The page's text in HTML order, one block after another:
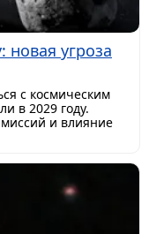
новая угроза
с космическим
в 2029 году.
и влияние